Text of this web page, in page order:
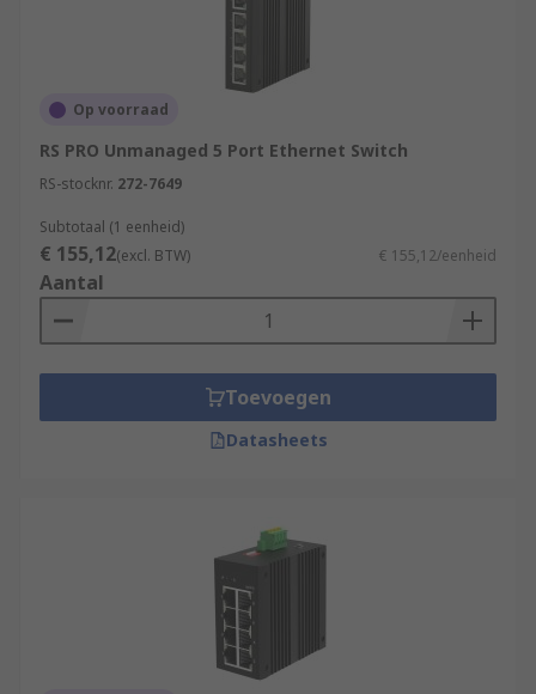
Op voorraad
RS PRO Unmanaged 5 Port Ethernet Switch
RS-stocknr. 272-7649
Subtotaal (1 eenheid)
€ 155,12(excl. BTW) € 155,12/eenheid
Aantal
Toevoegen
Datasheets